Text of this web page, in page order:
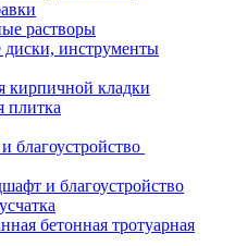
растворы
инструменты
кирпичной кладки
плитка
и благоустройство
бетонная тротуарная